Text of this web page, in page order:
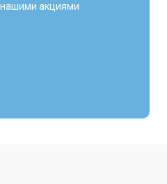
акциями